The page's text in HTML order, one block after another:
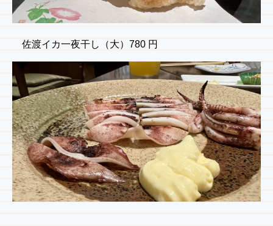
佐渡イカ一夜干し（大）780 円